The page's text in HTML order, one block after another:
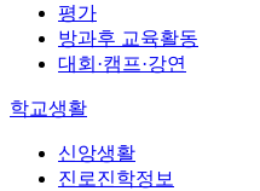
평가
방과후 교육활동
대회·캠프·강연
학교생활
신앙생활
진로진학정보